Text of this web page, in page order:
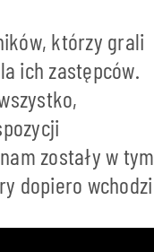
którzy grali
ich zastępców.
zostały w tym
dopiero wchodzi